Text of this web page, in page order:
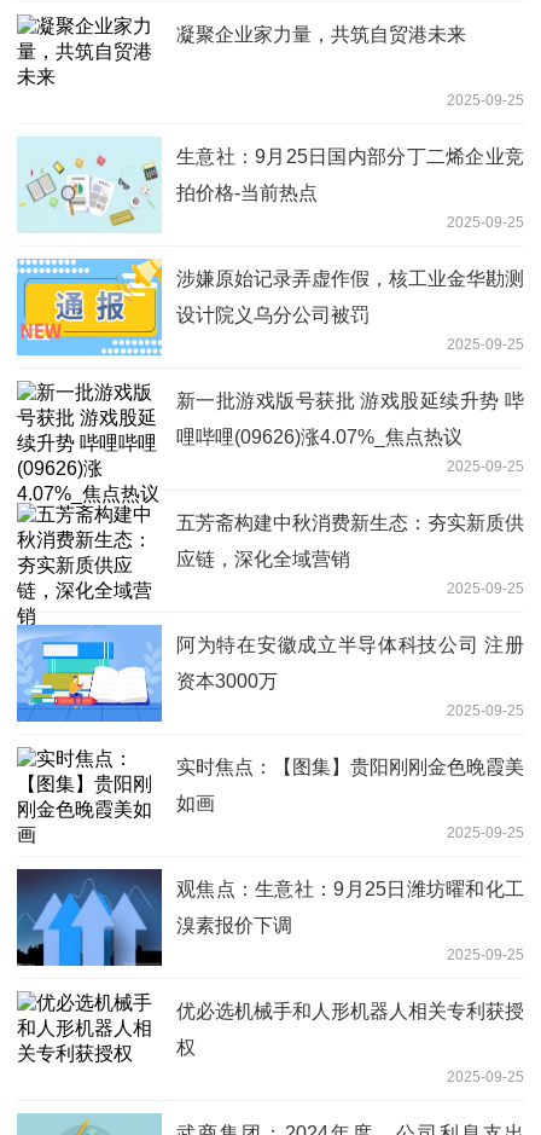
凝聚企业家力量，共筑自贸港未来
2025-09-25
生意社：9月25日国内部分丁二烯企业竞
拍价格-当前热点
2025-09-25
涉嫌原始记录弄虚作假，核工业金华勘测
设计院义乌分公司被罚
2025-09-25
新一批游戏版号获批 游戏股延续升势 哔
哩哔哩(09626)涨4.07%_焦点热议
2025-09-25
五芳斋构建中秋消费新生态：夯实新质供
应链，深化全域营销
2025-09-25
阿为特在安徽成立半导体科技公司 注册
资本3000万
2025-09-25
实时焦点：【图集】贵阳刚刚金色晚霞美
如画
2025-09-25
观焦点：生意社：9月25日潍坊曜和化工
溴素报价下调
2025-09-25
优必选机械手和人形机器人相关专利获授
权
2025-09-25